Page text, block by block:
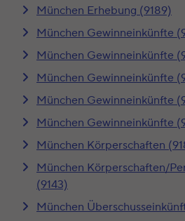
München Erhebung (9189)
München Gewinneinkünfte
München Gewinneinkünfte
München Gewinneinkünfte
München Gewinneinkünfte
München Gewinneinkünfte
München Körperschaften
München Körperschaften/
(9143)
München